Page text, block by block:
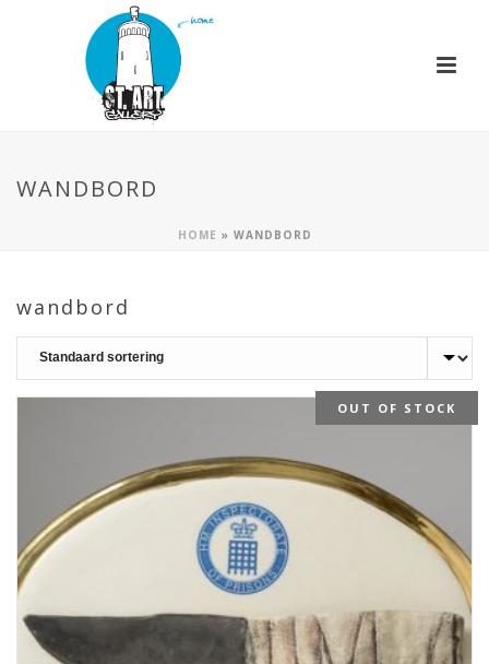
WANDBORD
HOME » WANDBORD
wandbord
OUT OF STOCK